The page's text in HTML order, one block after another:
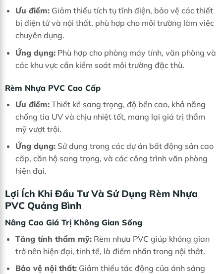
Ưu điểm:Giảm thiểu tích tụ tĩnh điện, bảo vệ các thiết
bị điện tử và nội thất, phù hợp cho môi trường làm việc
chuyên dụng.
Ứng dụng:Phù hợp cho phòng máy tính, văn phòng và
các khu vực cần kiểm soát môi trường đặc thù.
Rèm Nhựa PVC Cao Cấp
Ưu điểm:Thiết kế sang trọng, độ bền cao, khả năng
chống tia UV và chịu nhiệt tốt, mang lại giá trị thẩm
mỹ vượt trội.
Ứng dụng:Sử dụng trong các dự án bất động sản cao
cấp, căn hộ sang trọng, và các công trình văn phòng
hiện đại.
Lợi Ích Khi Đầu Tư Và Sử Dụng Rèm Nhựa
PVC Quảng Bình
Nâng Cao Giá Trị Không Gian Sống
Tăng tính thẩm mỹ:Rèm nhựa PVC giúp không gian
trở nên hiện đại, tinh tế, là điểm nhấn trong nội thất.
Bảo vệ nội thất:Giảm thiểu tác động của ánh sáng